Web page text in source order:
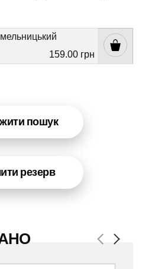
159.00 грн
пошук
резерв
Previous
Next